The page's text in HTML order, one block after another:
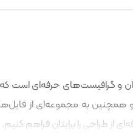
و گرافیست‌های حرفه‌ای است که
به مجموعه‌ای از
از طراحی را برایتان فراهم کنیم.